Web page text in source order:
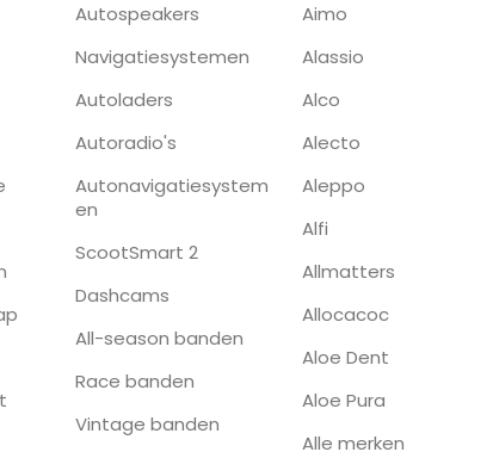
Autospeakers
Navigatiesystemen
Autoladers
Autoradio's
Autonavigatiesystem
en
ScootSmart 2
Dashcams
All-season banden
Race banden
Vintage banden
Aimo
Alassio
Alco
Alecto
Aleppo
Alfi
Allmatters
Allocacoc
Aloe Dent
Aloe Pura
Alle merken